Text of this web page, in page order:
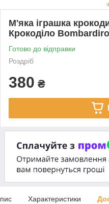
М'яка іграшка
Крокоділо
Готово до відправки
Роздріб
380 ₴
Характеристики